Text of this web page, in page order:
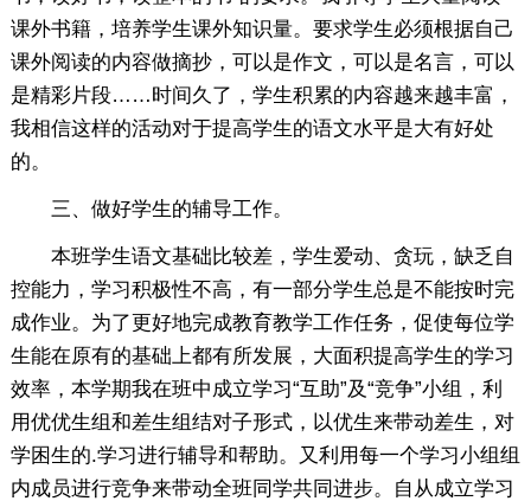
课外书籍，培养学生课外知识量。要求学生必须根据自己
课外阅读的内容做摘抄，可以是作文，可以是名言，可以
是精彩片段……时间久了，学生积累的内容越来越丰富，
我相信这样的活动对于提高学生的语文水平是大有好处
的。
三、做好学生的辅导工作。
本班学生语文基础比较差，学生爱动、贪玩，缺乏自
控能力，学习积极性不高，有一部分学生总是不能按时完
成作业。为了更好地完成教育教学工作任务，促使每位学
生能在原有的基础上都有所发展，大面积提高学生的学习
效率，本学期我在班中成立学习“互助”及“竞争”小组，利
用优优生组和差生组结对子形式，以优生来带动差生，对
学困生的.学习进行辅导和帮助。又利用每一个学习小组组
内成员进行竞争来带动全班同学共同进步。自从成立学习